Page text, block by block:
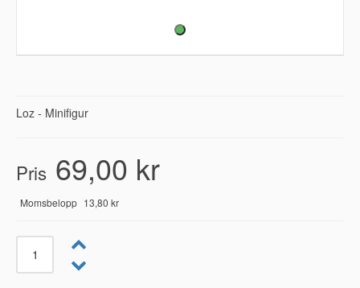
Loz - Minifigur
Pris 69,00 kr
Momsbelopp 13,80 kr